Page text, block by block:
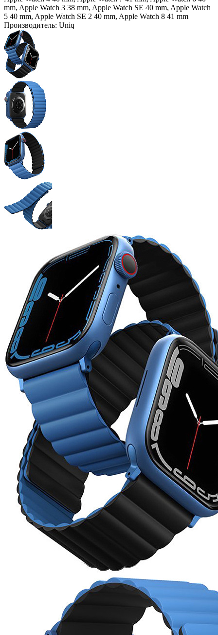
mm, Apple Watch 3 38 mm, Apple Watch SE 40 mm, Apple Watch
5 40 mm, Apple Watch SE 2 40 mm, Apple Watch 8 41 mm
Производитель: Uniq